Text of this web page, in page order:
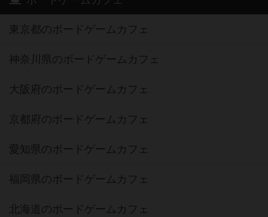
東京都のボードゲームカフェ
神奈川県のボードゲームカフェ
大阪府のボードゲームカフェ
京都府のボードゲームカフェ
愛知県のボードゲームカフェ
福岡県のボードゲームカフェ
北海道のボードゲームカフェ